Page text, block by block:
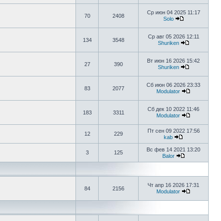
70 2408
Ср июн 04 2025 11:17
Solo
134 3548
Ср авг 05 2026 12:11
Shuriken
27 390
Вт июн 16 2026 15:42
Shuriken
83 2077
Сб июн 06 2026 23:33
Modulator
183 3311
Сб дек 10 2022 11:46
Modulator
12 229
Пт сен 09 2022 17:56
kab
3 125
Вс фев 14 2021 13:20
Balor
84 2156
Чт апр 16 2026 17:31
Modulator